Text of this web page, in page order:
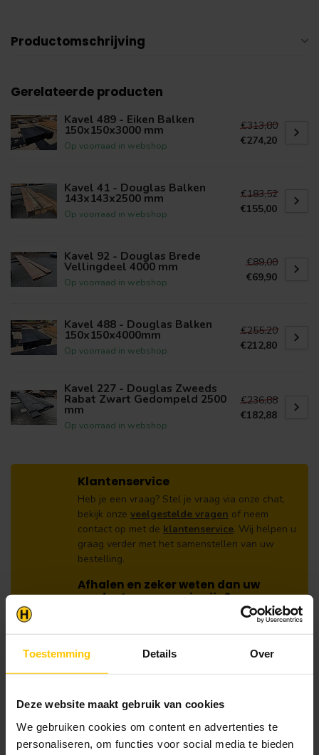
Toestemming Details Over
Deze website maakt gebruik van cookies
We gebruiken cookies om content en advertenties te
personaliseren, om functies voor social media te bieden
Productomschrijving
Gerelateerde producten
Kavel 489 - Eiken Balken
150x150x3000 mm
Op voorraad in webshop
€313,80
€274,20
Kavel 41 - Douglas Balken
143x143x2500 mm
Op voorraad in webshop
€183,52
€155,00
Kavel 92 - Douglas Brede
Vellingdeel 4000 mm
Op voorraad in webshop
€89,00
€69,90
Kavel 488 - Douglas Balken
150x150x4000mm
Op voorraad in webshop
€255,20
€212,80
Kavel 227 - Douglas Zweeds
Rabat Zwart Gedompeld 2500
mm
Op voorraad in webshop
€236,88
€182,88
Klantenservice
Heb je een vraag? Stel je vraag via onze chat,
bekijk onze veelgestelde vragen of neem
contact op met de klantenservice. Wij helpen u
graag verder met het samenstellen van uw
bestelling.
Afhalen en zeker weten dan uw
producten aanwezig zijn?:
Voeg alle gewenste producten toe in de
2.Ga naar de “Mijn Winkelwagen” pagina.
opmerkingen veld de gewenste afhaaldatum.
Je krijgt van ons bericht wanneer jouw